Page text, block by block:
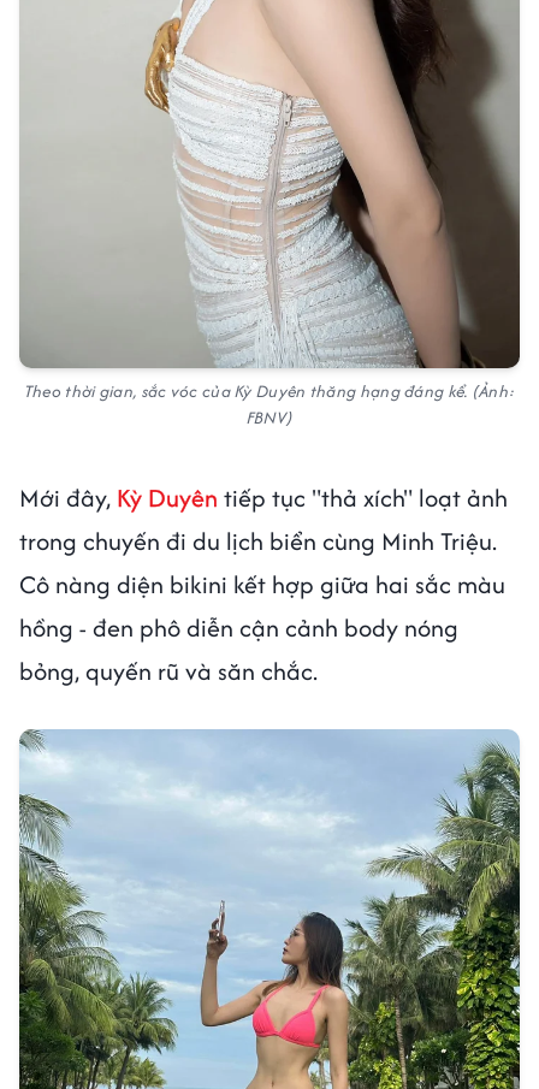
Theo thời gian, sắc vóc của Kỳ Duyên thăng hạng đáng kể. (Ảnh:
FBNV)
Mới đây, Kỳ Duyên tiếp tục "thả xích" loạt ảnh
trong chuyến đi du lịch biển cùng Minh Triệu.
Cô nàng diện bikini kết hợp giữa hai sắc màu
hồng - đen phô diễn cận cảnh body nóng
bỏng, quyến rũ và săn chắc.